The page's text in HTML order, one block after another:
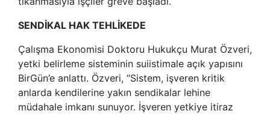
SENDİKAL HAK TEHLİKEDE
Çalışma Ekonomisi Doktoru Hukukçu Murat Özveri,
yetki belirleme sisteminin suiistimale açık yapısını
BirGün’e anlattı. Özveri, “Sistem, işveren kritik
anlarda kendilerine yakın sendikalar lehine
müdahale imkanı sunuyor. İşveren yetkiye itiraz